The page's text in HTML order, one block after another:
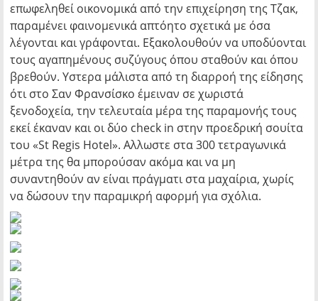
επωφεληθεί οικονομικά από την επιχείρηση της Τζακ,
παραμένει φαινομενικά απτόητο σχετικά με όσα
λέγονται και γράφονται. Εξακολουθούν να υποδύονται
τους αγαπημένους συζύγους όπου σταθούν και όπου
βρεθούν. Υστερα μάλιστα από τη διαρροή της είδησης
ότι στο Σαν Φρανσίσκο έμειναν σε χωριστά
ξενοδοχεία, την τελευταία μέρα της παραμονής τους
εκεί έκαναν και οι δύο check in στην προεδρική σουίτα
του «St Regis Hotel». Αλλωστε στα 300 τετραγωνικά
μέτρα της θα μπορούσαν ακόμα και να μη
συναντηθούν αν είναι πράγματι στα μαχαίρια, χωρίς
να δώσουν την παραμικρή αφορμή για σχόλια.